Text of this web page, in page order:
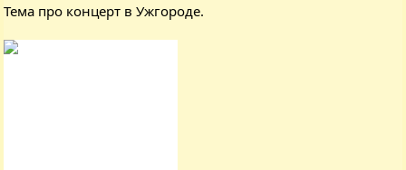
Тема про концерт в Ужгороде.